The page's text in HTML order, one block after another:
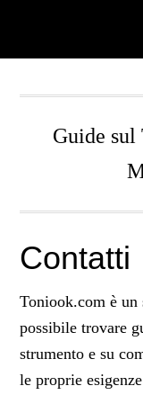
Guide sul
Contatti
Toniook.com è
possibile trovare
strumento e su
le proprie